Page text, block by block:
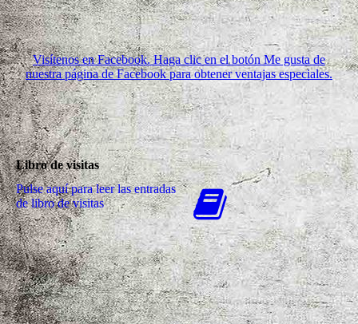
Visítenos en Facebook. Haga clic en el botón Me gusta de
nuestra página de Facebook para obtener ventajas especiales.
Libro de visitas
Pulse aquí para leer las entradas
de libro de visitas